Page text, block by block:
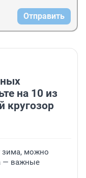
Отправить
на 10 из
кругозор
зима, можно
— важные